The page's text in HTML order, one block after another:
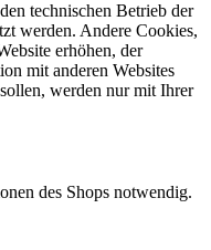
technischen Betrieb der
werden. Andere Cookies,
erhöhen, der
mit anderen Websites
werden nur mit Ihrer
des Shops notwendig.